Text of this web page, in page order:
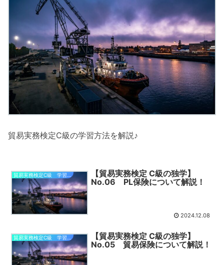
貿易実務検定C級の学習方法を解説♪
【貿易実務検定 C級の独学】
No.06 PL保険について解説！
2024.12.08
【貿易実務検定 C級の独学】
No.05 貿易保険について解説！